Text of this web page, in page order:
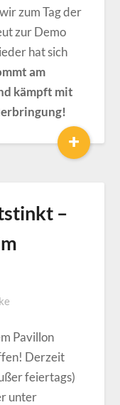
zum Tag der
zur Demo
hat sich
am
kämpft mit
+
–
Pavillon
Derzeit
feiertags)
unter